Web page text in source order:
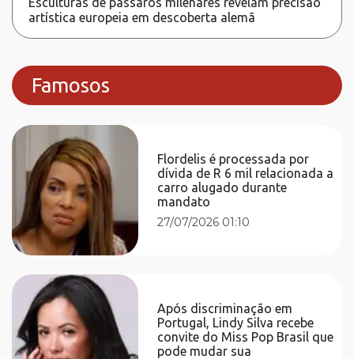
artística europeia em descoberta alemã
Famosos
Flordelis é processada por
dívida de R 6 mil relacionada a
carro alugado durante
mandato
27/07/2026 01:10
Após discriminação em
Portugal, Lindy Silva recebe
convite do Miss Pop Brasil que
pode mudar sua